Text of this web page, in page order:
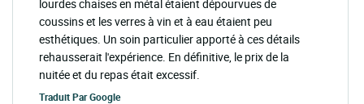
lourdes chaises en métal étaient dépourvues de
coussins et les verres à vin et à eau étaient peu
esthétiques. Un soin particulier apporté à ces détails
rehausserait l'expérience. En définitive, le prix de la
nuitée et du repas était excessif.
Traduit ParGoogle